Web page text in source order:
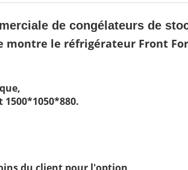
de congélateurs de
le réfrigérateur Front